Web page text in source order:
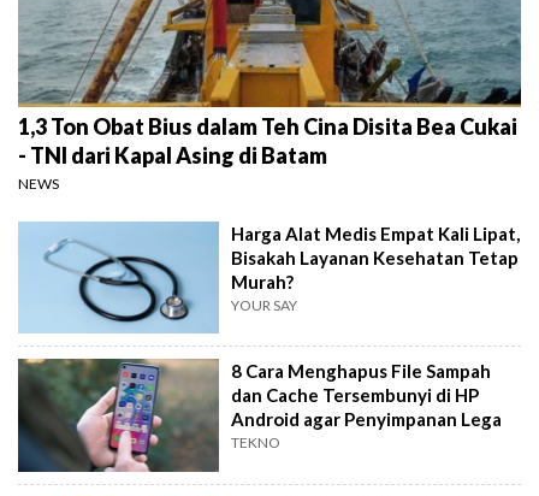
1,3 Ton Obat Bius dalam Teh Cina Disita Bea Cukai
- TNI dari Kapal Asing di Batam
NEWS
Harga Alat Medis Empat Kali Lipat,
Bisakah Layanan Kesehatan Tetap
Murah?
YOUR SAY
8 Cara Menghapus File Sampah
dan Cache Tersembunyi di HP
Android agar Penyimpanan Lega
TEKNO